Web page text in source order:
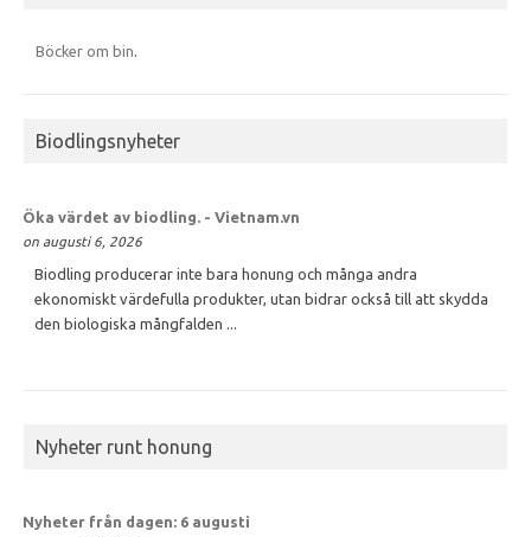
Böcker om bin.
Biodlingsnyheter
Öka värdet av biodling. - Vietnam.vn
on augusti 6, 2026
Biodling producerar inte bara honung och många andra
ekonomiskt värdefulla produkter, utan bidrar också till att skydda
den biologiska mångfalden ...
Nyheter runt honung
Nyheter från dagen: 6 augusti